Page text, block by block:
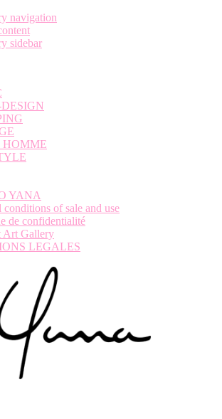
navigation
sidebar
HOMME
YANA
conditions of sale and use
de confidentialité
Art Gallery
LEGALES